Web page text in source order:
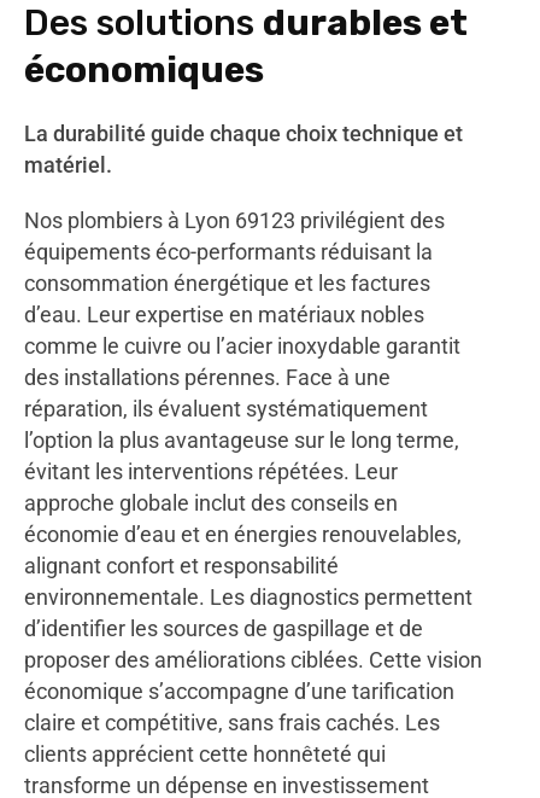
Des solutions durables et
économiques
La durabilité guide chaque choix technique et
matériel.
Nos plombiers à Lyon 69123 privilégient des
équipements éco-performants réduisant la
consommation énergétique et les factures
d’eau. Leur expertise en matériaux nobles
comme le cuivre ou l’acier inoxydable garantit
des installations pérennes. Face à une
réparation, ils évaluent systématiquement
l’option la plus avantageuse sur le long terme,
évitant les interventions répétées. Leur
approche globale inclut des conseils en
économie d’eau et en énergies renouvelables,
alignant confort et responsabilité
environnementale. Les diagnostics permettent
d’identifier les sources de gaspillage et de
proposer des améliorations ciblées. Cette vision
économique s’accompagne d’une tarification
claire et compétitive, sans frais cachés. Les
clients apprécient cette honnêteté qui
transforme un dépense en investissement